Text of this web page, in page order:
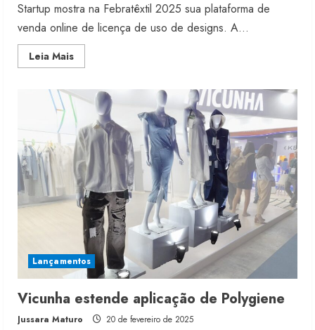
Startup mostra na Febratêxtil 2025 sua plataforma de
venda online de licença de uso de designs. A...
Leia MaisRead
more
inova
com
licenciamento
de
estampas
Lançamentos
Vicunha estende aplicação de Polygiene
Jussara Maturo 20 de fevereiro de 2025